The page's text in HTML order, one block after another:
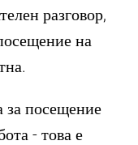
разговор,
на
за посещение
- това е